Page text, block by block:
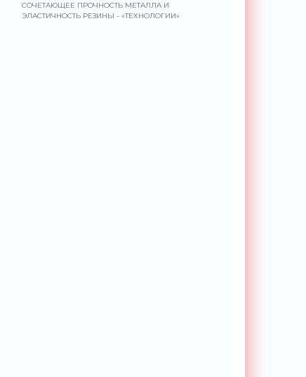
СОЧЕТАЮЩЕЕ ПРОЧНОСТЬ МЕТАЛЛА И
ЭЛАСТИЧНОСТЬ РЕЗИНЫ - «ТЕХНОЛОГИИ»